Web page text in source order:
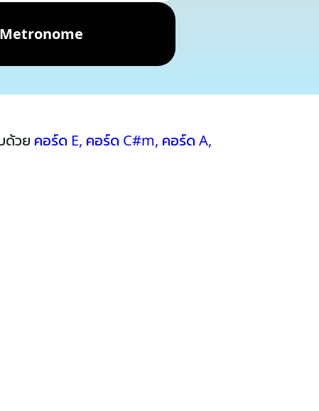
Metronome
ด้วย คอร์ด E, คอร์ด C#m, คอร์ด A,